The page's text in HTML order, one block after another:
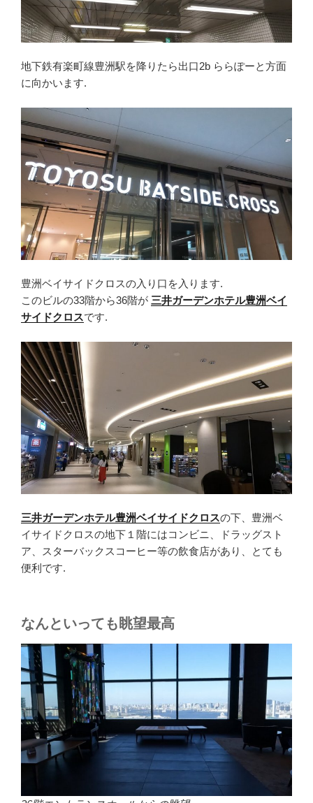
地下鉄有楽町線豊洲駅を降りたら出口2b ららぽーと方面
に向かいます.
豊洲ベイサイドクロスの入り口を入ります.
このビルの33階から36階が 三井ガーデンホテル豊洲ベイ
サイドクロスです.
三井ガーデンホテル豊洲ベイサイドクロスの下、豊洲ベ
イサイドクロスの地下１階にはコンビニ、ドラッグスト
ア、スターバックスコーヒー等の飲食店があり、とても
便利です.
なんといっても眺望最高